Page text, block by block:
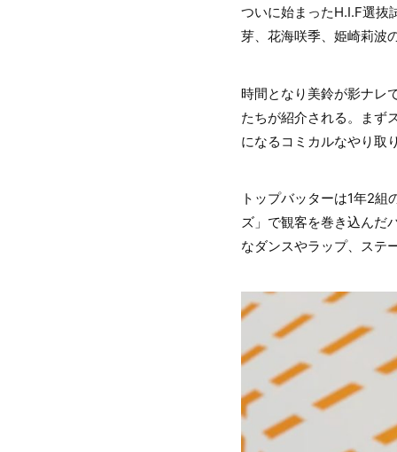
ついに始まったH.I.F選抜
芽、花海咲季、姫崎莉波
時間となり美鈴が影ナレ
たちが紹介される。まず
になるコミカルなやり取
トップバッターは1年2
ズ」で観客を巻き込んだ
なダンスやラップ、ステ